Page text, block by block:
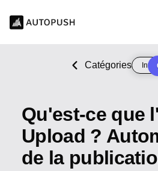
Catégories
Qu'est-ce que
Upload ?
de la